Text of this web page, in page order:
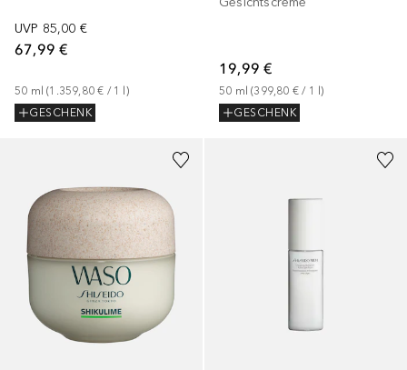
UVP 85,00 €
67,99 €
50 ml (1.359,80 € / 1
)
GESCHENK
19,99 €
50 ml (399,80 € / 1 l)
GESCHENK